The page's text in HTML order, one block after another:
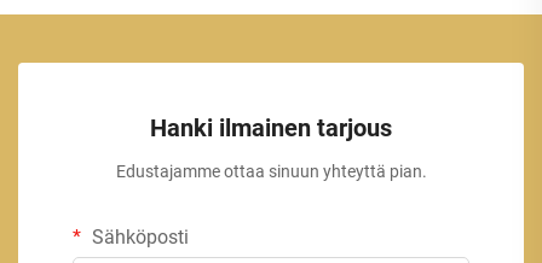
Hanki ilmainen tarjous
Edustajamme ottaa sinuun yhteyttä pian.
Sähköposti